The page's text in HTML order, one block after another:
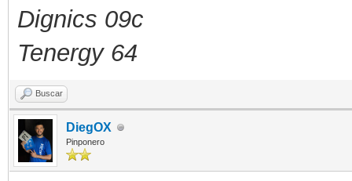
Dignics 09c
Tenergy 64
Buscar
DiegOX
Pinponero